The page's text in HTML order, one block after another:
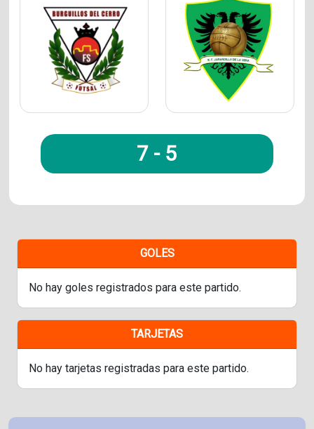
7 - 5
GOLES
No hay goles registrados para este partido.
TARJETAS
No hay tarjetas registradas para este partido.